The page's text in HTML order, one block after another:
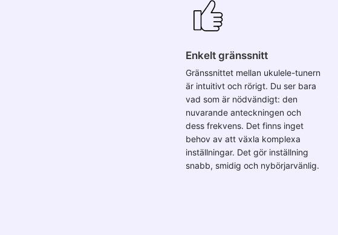
Enkelt gränssnitt
Gränssnittet mellan ukulele-tunern
är intuitivt och rörigt. Du ser bara
vad som är nödvändigt: den
nuvarande anteckningen och
dess frekvens. Det finns inget
behov av att växla komplexa
inställningar. Det gör inställning
snabb, smidig och nybörjarvänlig.